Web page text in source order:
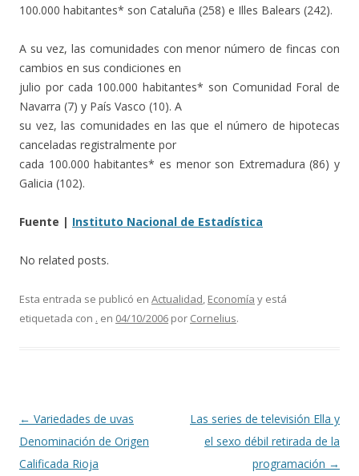
100.000 habitantes* son Cataluña (258) e Illes Balears (242).
A su vez, las comunidades con menor número de fincas con
cambios en sus condiciones en
julio por cada 100.000 habitantes* son Comunidad Foral de
Navarra (7) y País Vasco (10). A
su vez, las comunidades en las que el número de hipotecas
canceladas registralmente por
cada 100.000 habitantes* es menor son Extremadura (86) y
Galicia (102).
Fuente | Instituto Nacional de Estadística
No related posts.
Esta entrada se publicó en Actualidad, Economía y está
etiquetada con . en 04/10/2006 por Cornelius.
Navegación de entradas
← Variedades de uvas
Denominación de Origen
Calificada Rioja
Las series de televisión Ella y
el sexo débil retirada de la
programación →